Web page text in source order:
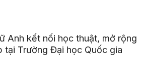
Anh kết nối học thuật, mở rộng
tại Trường Đại học Quốc gia